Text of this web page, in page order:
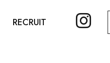
RECRUIT